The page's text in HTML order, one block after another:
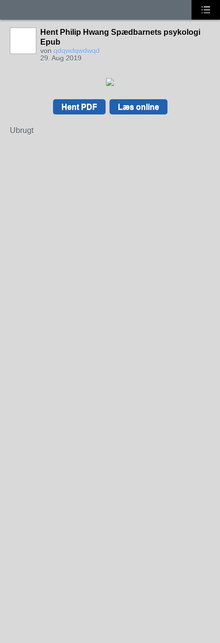
Hent Philip Hwang Spædbarnets psykologi
Epub
von qdqwdqwdwqd
29. Aug 2019
Hent PDF Læs online
Ubrugt